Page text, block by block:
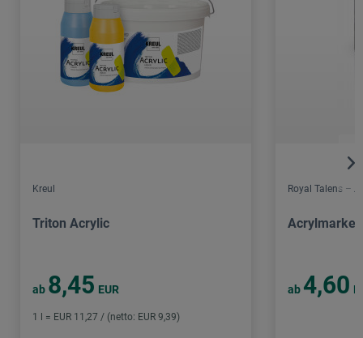
Kreul
Triton Acrylic
ab 8,45 EUR
1 l = EUR 11,27 / (netto: EUR 9,39)
Royal Talens –
Acrylmarker
ab 4,60